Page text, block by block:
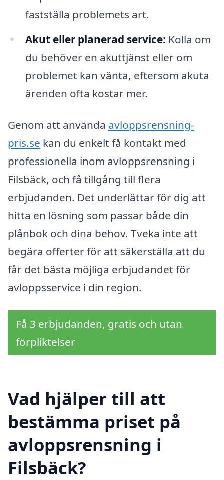
fastställa problemets art.
Akut eller planerad service: Kolla om
du behöver en akuttjänst eller om
problemet kan vänta, eftersom akuta
ärenden ofta kostar mer.
Genom att använda avloppsrensning-
pris.se kan du enkelt få kontakt med
professionella inom avloppsrensning i
Filsbäck, och få tillgång till flera
erbjudanden. Det underlättar för dig att
hitta en lösning som passar både din
plånbok och dina behov. Tveka inte att
begära offerter för att säkerställa att du
får det bästa möjliga erbjudandet för
avloppsservice i din region.
Få 3 erbjudanden, gratis och utan
förpliktelser
Vad hjälper till att
bestämma priset på
avloppsrensning i
Filsbäck?